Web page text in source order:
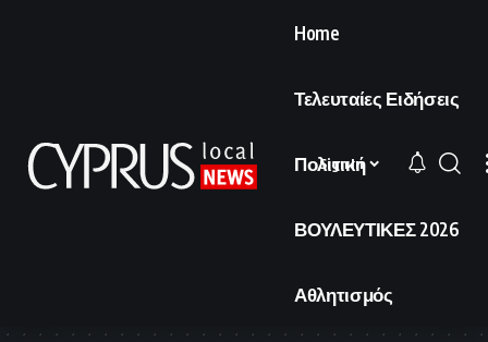
Home
Τελευταίες Ειδήσεις
Πολιτική
ΒΟΥΛΕΥΤΙΚΕΣ 2026
Αθλητισμός
Sign In